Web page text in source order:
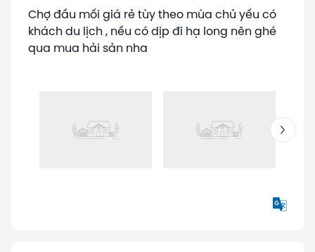
Chợ đầu mối giá rẻ tùy theo mùa chủ yếu có
khách du lịch , nếu có dịp đi hạ long nên ghé
qua mua hải sản nha